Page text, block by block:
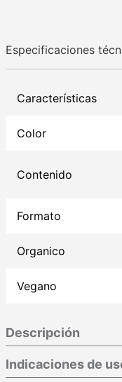
Especificaciones
Características
Color
Contenido
Formato
Organico
Vegano
Descripción
Indicaciones de